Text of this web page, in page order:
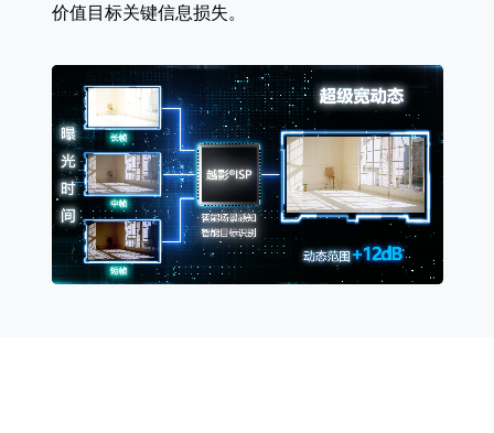
价值目标关键信息损失。